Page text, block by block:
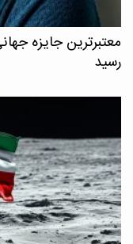
معتبرترین جایزه
رسید